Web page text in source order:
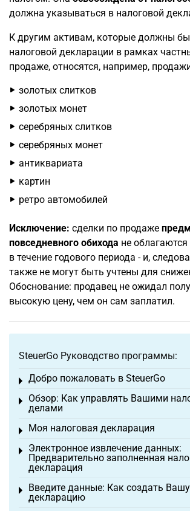
должна указываться в налоговой
К другим активам, которые должны
налоговой декларации в рамках
продаже, относятся, например,
золотых слитков
золотых монет
серебряных слитков
серебряных монет
антиквариата
картин
ретро автомобилей
Исключение: сделки по продаже
повседневного обихода не
в течение годового периода - и,
также не могут быть учтены для
Обоснование: продавец не ожидал
высокую цену, чем он сам заплатил.
SteuerGo Руководство программы:
Добро пожаловать в SteuerGo
Toggle menu
Обзор: Как управлять Вашими
делами
Toggle menu
Моя налоговая декларация
Toggle menu
Электронное извлечение данных:
Предварительно заполненная
декларация
Toggle menu
Введите данные: Как создать
декларацию
Toggle menu